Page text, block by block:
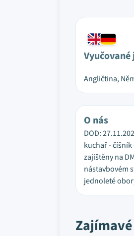
Angličtina,
O nás
DOD:
kuchař -
zajištěny na
nástavbovém
jednoleté